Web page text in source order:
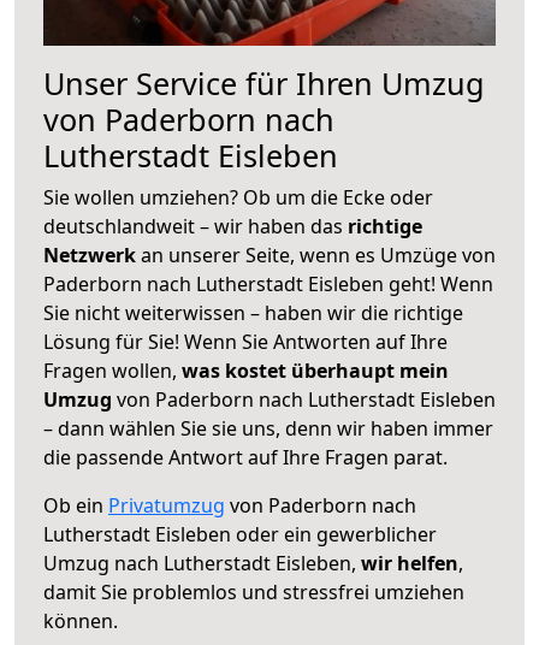
Unser Service für Ihren Umzug
von Paderborn nach
Lutherstadt Eisleben
Sie wollen umziehen? Ob um die Ecke oder
deutschlandweit – wir haben das richtige
Netzwerkan unserer Seite, wenn es Umzüge von
Paderborn nach Lutherstadt Eisleben geht! Wenn
Sie nicht weiterwissen – haben wir die richtige
Lösung für Sie! Wenn Sie Antworten auf Ihre
Fragen wollen, was kostet überhaupt mein
Umzug von Paderborn nach Lutherstadt Eisleben
– dann wählen Sie sie uns, denn wir haben immer
die passende Antwort auf Ihre Fragen parat.
Ob ein Privatumzug von Paderborn nach
Lutherstadt Eisleben oder ein gewerblicher
Umzug nach Lutherstadt Eisleben, wir helfen,
damit Sie problemlos und stressfrei umziehen
können.